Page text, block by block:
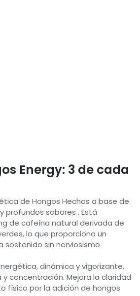
Energy: 3 de cada
de Hongos Hechos a base de
profundos sabores . Está
de cafeína natural derivada de
lo que proporciona un
sostenido sin nerviosismo
dinámica y vigorizante.
concentración. Mejora la claridad
físico por la adición de hongos